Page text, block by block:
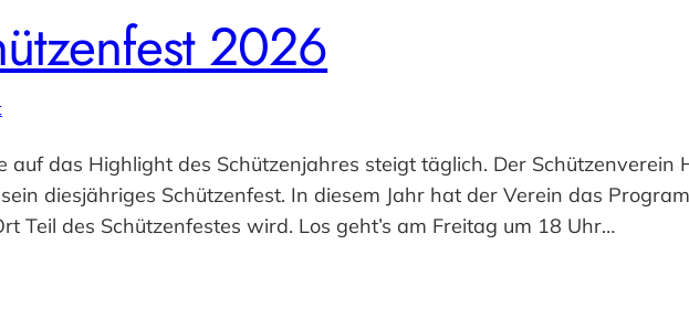
2026
auf das Highlight des Schützenjahres steigt täglich. Der Schützenverein
diesjähriges Schützenfest. In diesem Jahr hat der Verein das
Teil des Schützenfestes wird. Los geht’s am Freitag um 18 Uhr…